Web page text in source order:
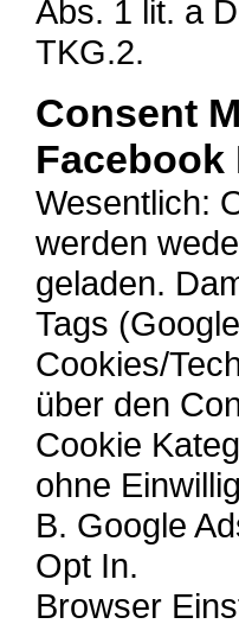
Abs. 1 lit. a
TKG.2.
Consent
Facebook
Wesentlich:
werden
geladen.
Tags
Cookies/
über den
Cookie
ohne
B. Google
Opt In.
Browser